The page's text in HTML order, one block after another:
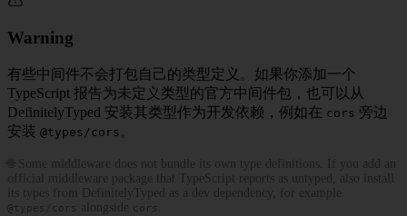
Warning
有些中间件不会打包自己的类型定义。如果你添加一个
TypeScript 报告为未定义类型的官方中间件包，也可以从
DefinitelyTyped 安装其类型作为开发依赖，例如在 cors 旁边
安装 @types/cors 。
🌐 Some middleware does not bundle its own type definitions. If you add an
official middleware package that TypeScript reports as untyped, also install
its types from DefinitelyTyped as a dev dependency, for example
@types/cors alongside cors